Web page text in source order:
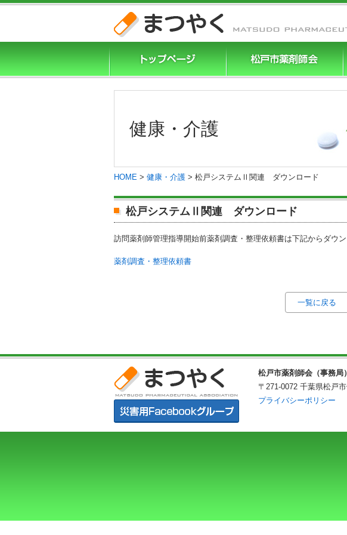
健康・介護
HOME > 健康・介護 > 松戸システムⅡ関連 ダウンロード
松戸システムⅡ関連 ダウンロード
訪問薬剤師管理指導開始前薬剤調査・整理依頼書は下記からダウン
薬剤調査・整理依頼書
一覧に戻る
松戸市薬剤師会（事務局）
〒271-0072 千葉県松戸
プライバシーポリシー